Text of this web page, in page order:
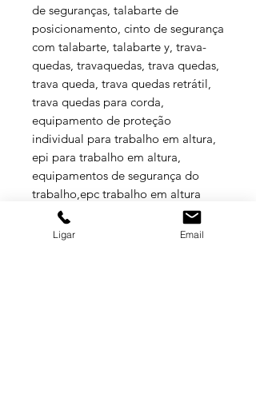
de seguranças, talabarte de
posicionamento, cinto de segurança
com talabarte, talabarte y, trava-
quedas, travaquedas, trava quedas,
trava queda, trava quedas retrátil,
trava quedas para corda,
equipamento de proteção
individual para trabalho em altura,
epi para trabalho em altura,
equipamentos de segurança do
trabalho,epc trabalho em altura
Especificações Técnicas
Ligar Email